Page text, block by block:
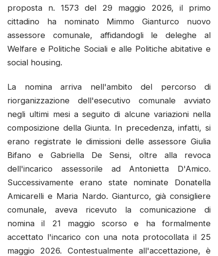
proposta n. 1573 del 29 maggio 2026, il primo
cittadino ha nominato Mimmo Gianturco nuovo
assessore comunale, affidandogli le deleghe al
Welfare e Politiche Sociali e alle Politiche abitative e
social housing.
La nomina arriva nell'ambito del percorso di
riorganizzazione dell'esecutivo comunale avviato
negli ultimi mesi a seguito di alcune variazioni nella
composizione della Giunta. In precedenza, infatti, si
erano registrate le dimissioni delle assessore Giulia
Bifano e Gabriella De Sensi, oltre alla revoca
dell'incarico assessorile ad Antonietta D'Amico.
Successivamente erano state nominate Donatella
Amicarelli e Maria Nardo. Gianturco, già consigliere
comunale, aveva ricevuto la comunicazione di
nomina il 21 maggio scorso e ha formalmente
accettato l'incarico con una nota protocollata il 25
maggio 2026. Contestualmente all'accettazione, è